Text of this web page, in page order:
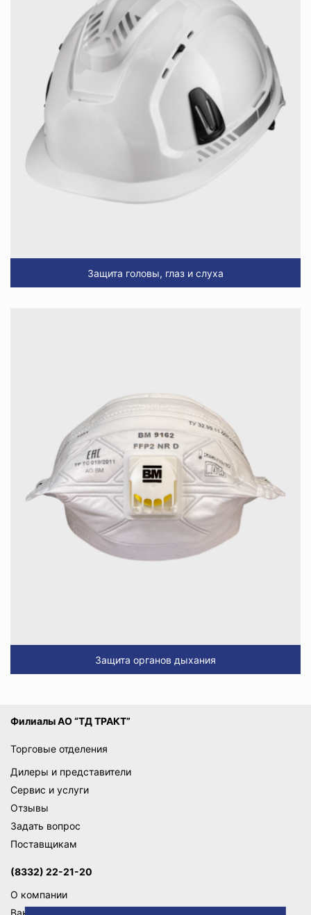
Защита головы, глаз и слуха
Защита органов дыхания
Филиалы АО “ТД ТРАКТ”
Торговые отделения
Дилеры и представители
Сервис и услуги
Отзывы
Задать вопрос
Поставщикам
(8332) 22-21-20
О компании